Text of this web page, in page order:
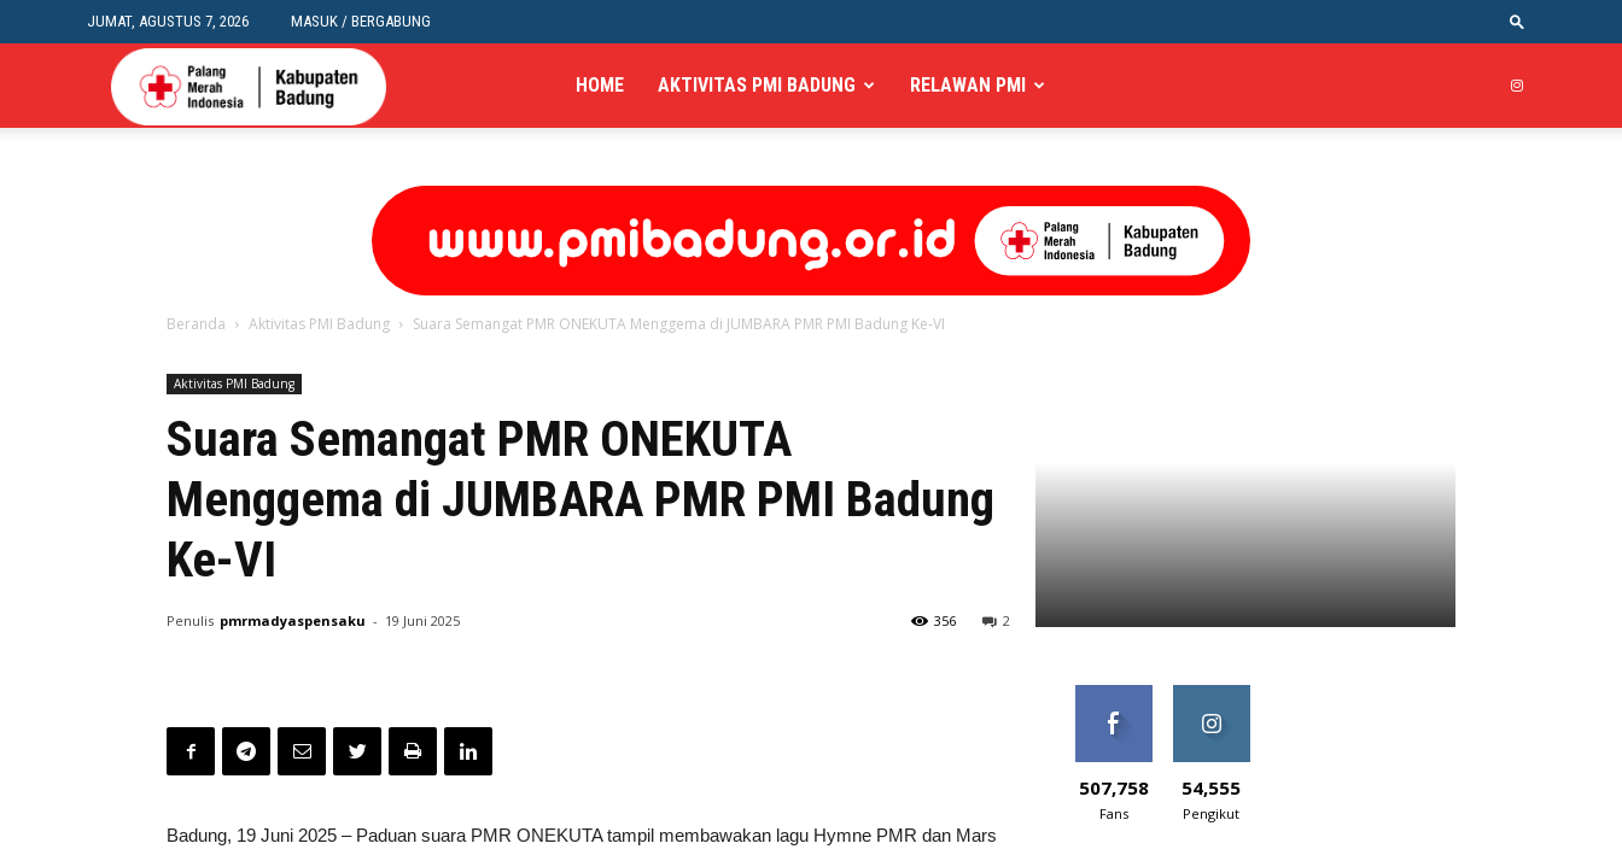
JUMAT, AGUSTUS 7, 2026 MASUK / BERGABUNG
PMI HOME AKTIVITAS PMI BADUNG RELAWAN PMI
Beranda Aktivitas PMI Badung Suara Semangat PMR ONEKUTA Menggema di JUMBARA PMR PMI Badung Ke-VI
Aktivitas PMI Badung
Suara Semangat PMR ONEKUTA
Menggema di JUMBARA PMR PMI Badung
Ke-VI
Penulis pmrmadyaspensaku - 19 Juni 2025 2
356
Badung, 19 Juni 2025 – Paduan suara PMR ONEKUTA tampil membawakan lagu Hymne PMR dan Mars
507,758
Fans
54,555
Pengikut